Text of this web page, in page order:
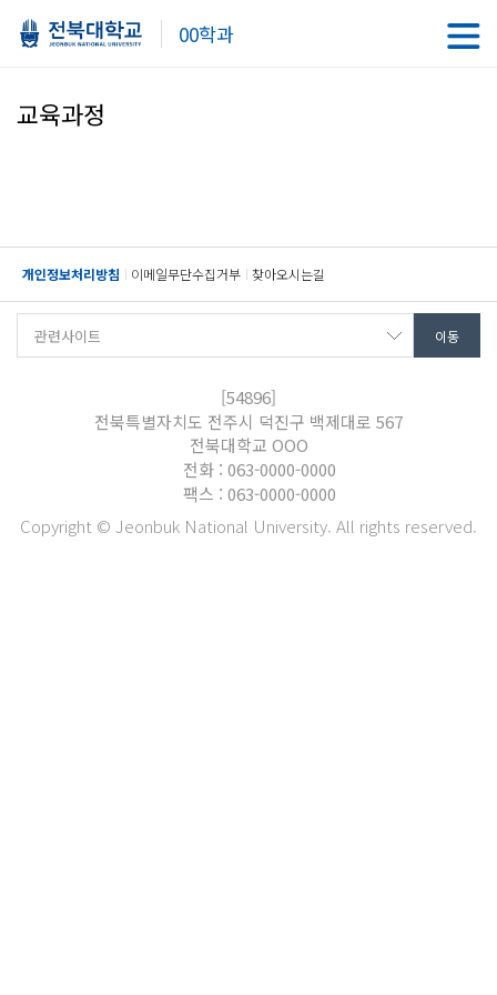
00학과
교육과정
개인정보처리방침 이메일무단수집거부 찾아오시는길
[54896]
전북특별자치도 전주시 덕진구 백제대로 567
전북대학교 OOO
전화 : 063-0000-0000
팩스 : 063-0000-0000
Copyright © Jeonbuk National University. All rights reserved.